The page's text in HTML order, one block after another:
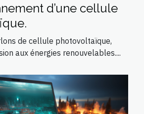
d’une cellule
de cellule photovoltaïque,
aux énergies renouvelables....